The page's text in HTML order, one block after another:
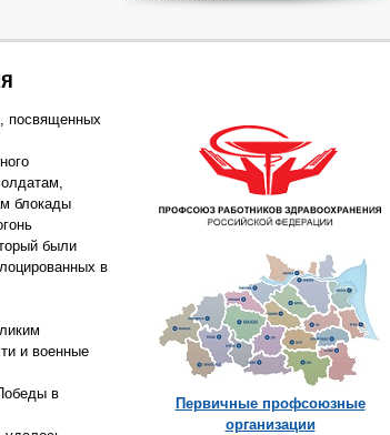
посвященных
блокады
были
в
и военные
в
Первичные профсоюзные
организации